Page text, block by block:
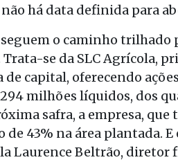
não há data definida para
o caminho
se da SLC Agrícola,
capital, oferecendo
milhões líquidos, dos
safra, a empresa,
43% na área plantada. E
Laurence Beltrão,